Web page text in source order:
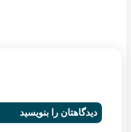
دیدگاهتان را بنویسید